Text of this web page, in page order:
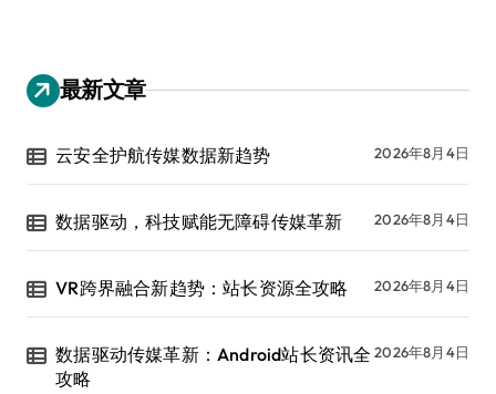
最新文章
云安全护航传媒数据新趋势 2026年8月4日
数据驱动，科技赋能无障碍传媒革新 2026年8月4日
VR跨界融合新趋势：站长资源全攻略 2026年8月4日
数据驱动传媒革新：Android站长资讯全
攻略
2026年8月4日